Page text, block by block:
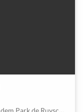
Coachings, Präsentationen & mehr nahe dem Park de Ruyschlaan